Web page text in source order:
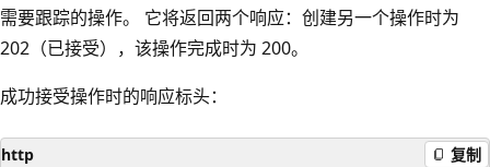
需要跟踪的操作。 它将返回两个响应：创建另一个操作时为
202（已接受），该操作完成时为 200。
成功接受操作时的响应标头：
http 复制